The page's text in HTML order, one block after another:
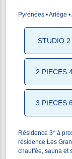
Pyrénées • Ariège
STUDIO 2
2 PIECES
3 PIECES
Résidence 3* à
résidence Les
chauffée, sauna et